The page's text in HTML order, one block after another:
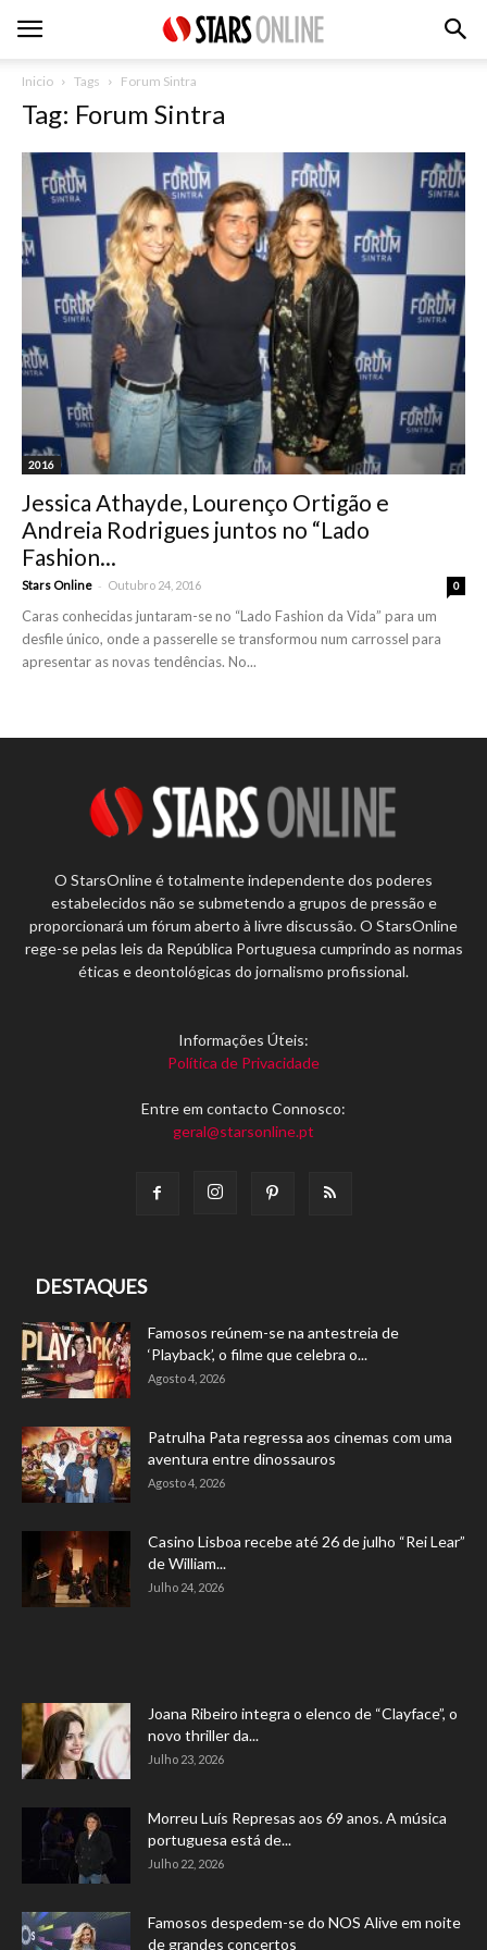
Inicio Tags Forum Sintra
Tag: Forum Sintra
2016
Jessica Athayde, Lourenço Ortigão e
Andreia Rodrigues juntos no “Lado
Fashion...
Stars Online - Outubro 24, 2016 0
Caras conhecidas juntaram-se no “Lado Fashion da Vida” para um
desfile único, onde a passerelle se transformou num carrossel para
apresentar as novas tendências. No...
O StarsOnline é totalmente independente dos poderes
estabelecidos não se submetendo a grupos de pressão e
proporcionará um fórum aberto à livre discussão. O StarsOnline
rege-se pelas leis da República Portuguesa cumprindo as normas
éticas e deontológicas do jornalismo profissional.
Informações Úteis:
Política de Privacidade
Entre em contacto Connosco:
geral@starsonline.pt
DESTAQUES
Famosos reúnem-se na antestreia de
‘Playback’, o filme que celebra o...
Agosto 4, 2026
Patrulha Pata regressa aos cinemas com uma
aventura entre dinossauros
Agosto 4, 2026
Casino Lisboa recebe até 26 de julho “Rei Lear”
de William...
Julho 24, 2026
Joana Ribeiro integra o elenco de “Clayface”, o
novo thriller da...
Julho 23, 2026
Morreu Luís Represas aos 69 anos. A música
portuguesa está de...
Julho 22, 2026
Famosos despedem-se do NOS Alive em noite
de grandes concertos